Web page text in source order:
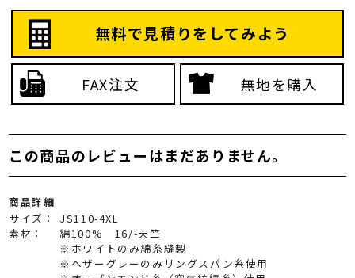
無料で見積りをしてみよう
FAX注文 無地を購入
この商品のレビューはまだありません。
商品詳細
サイズ：
JS110-4XL
素材：
綿100% 16/-天竺
※ホワイトのみ綿糸縫製
※ヘザーグレーのみリングスパン糸使用